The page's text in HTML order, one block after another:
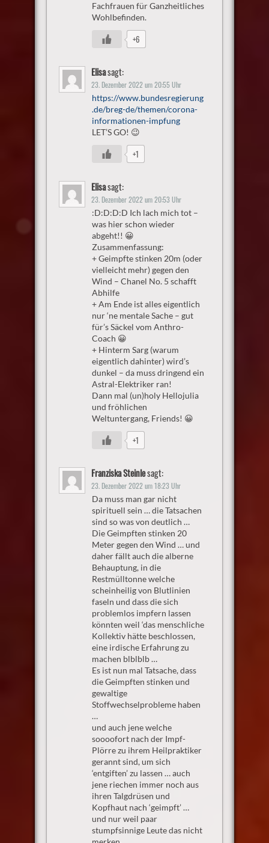
Fachfrauen für Ganzheitliches
Wohlbefinden.
+6
Elisasagt:
23. Dezember 2022 um 20:55 Uhr
https://www.bundesregierung
.de/breg-de/themen/corona-
informationen-impfung
LET’S GO! 😉
+1
Elisasagt:
23. Dezember 2022 um 20:53 Uhr
:D:D:D:D Ich lach mich tot –
was hier schon wieder
abgeht!! 😀
Zusammenfassung:
+ Geimpfte stinken 20m (oder
vielleicht mehr) gegen den
Wind – Chanel No. 5 schafft
Abhilfe
+ Am Ende ist alles eigentlich
nur ‘ne mentale Sache – gut
für’s Säckel vom Anthro-
Coach 😀
+ Hinterm Sarg (warum
eigentlich dahinter) wird’s
dunkel – da muss dringend ein
Astral-Elektriker ran!
Dann mal (un)holy Hellojulia
und fröhlichen
Weltuntergang, Friends! 😀
+1
Franziska Steinlesagt:
23. Dezember 2022 um 18:23 Uhr
Da muss man gar nicht
spirituell sein … die Tatsachen
sind so was von deutlich …
Die Geimpften stinken 20
Meter gegen den Wind … und
daher fällt auch die alberne
Behauptung, in die
Restmülltonne welche
scheinheilig von Blutlinien
faseln und dass die sich
problemlos impfern lassen
könnten weil ‘das menschliche
Kollektiv hätte beschlossen,
eine irdische Erfahrung zu
machen blblblb …
Es ist nun mal Tatsache, dass
die Geimpften stinken und
gewaltige
Stoffwechselprobleme haben
…
und auch jene welche
soooofort nach der Impf-
Plörre zu ihrem Heilpraktiker
gerannt sind, um sich
‘entgiften’ zu lassen … auch
jene riechen immer noch aus
ihren Talgdrüsen und
Kopfhaut nach ‘geimpft’ …
und nur weil paar
stumpfsinnige Leute das nicht